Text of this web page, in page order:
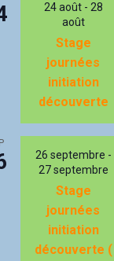
24 août- 28
août
Stage
journées
initiation
découverte
26 septembre -
27 septembre
Stage
journées
initiation
découverte (